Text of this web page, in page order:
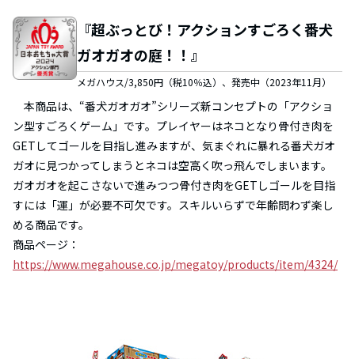
『超ぶっとび！アクションすごろく番犬
ガオガオの庭！！』
メガハウス/3,850円（税10％込）、発売中（2023年11月）
本商品は、“番犬ガオガオ”シリーズ新コンセプトの「アクショ
ン型すごろくゲーム」です。プレイヤーはネコとなり骨付き肉を
GETしてゴールを目指し進みますが、気まぐれに暴れる番犬ガオ
ガオに見つかってしまうとネコは空高く吹っ飛んでしまいます。
ガオガオを起こさないで進みつつ骨付き肉をGETしゴールを目指
すには「運」が必要不可欠です。スキルいらずで年齢問わず楽し
める商品です。
商品ページ：
https://www.megahouse.co.jp/megatoy/products/item/4324/